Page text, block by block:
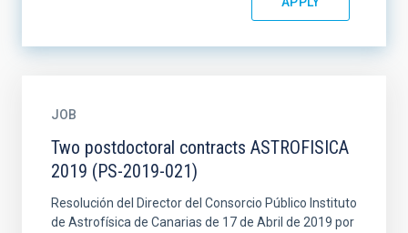
JOB
Two postdoctoral contracts ASTROFISICA
2019 (PS-2019-021)
Resolución del Director del Consorcio Público Instituto
de Astrofísica de Canarias de 17 de Abril de 2019 por